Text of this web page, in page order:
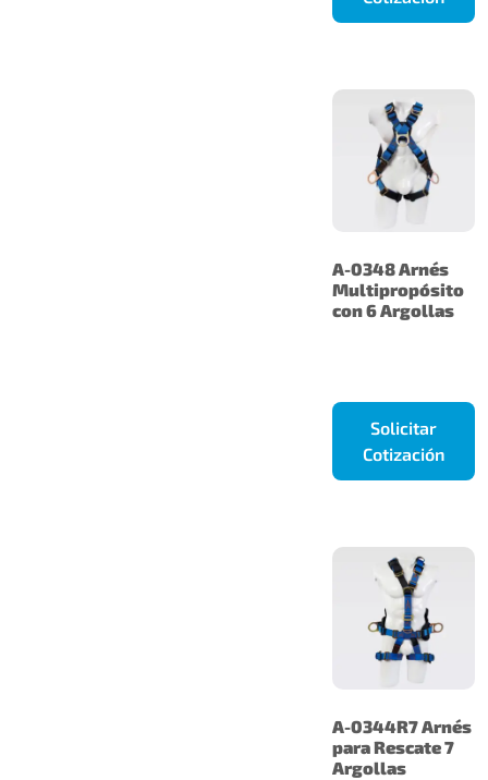
A-0348 Arnés
Multipropósito
con 6 Argollas
Solicitar
Cotización
A-0344R7 Arnés
para Rescate 7
Argollas